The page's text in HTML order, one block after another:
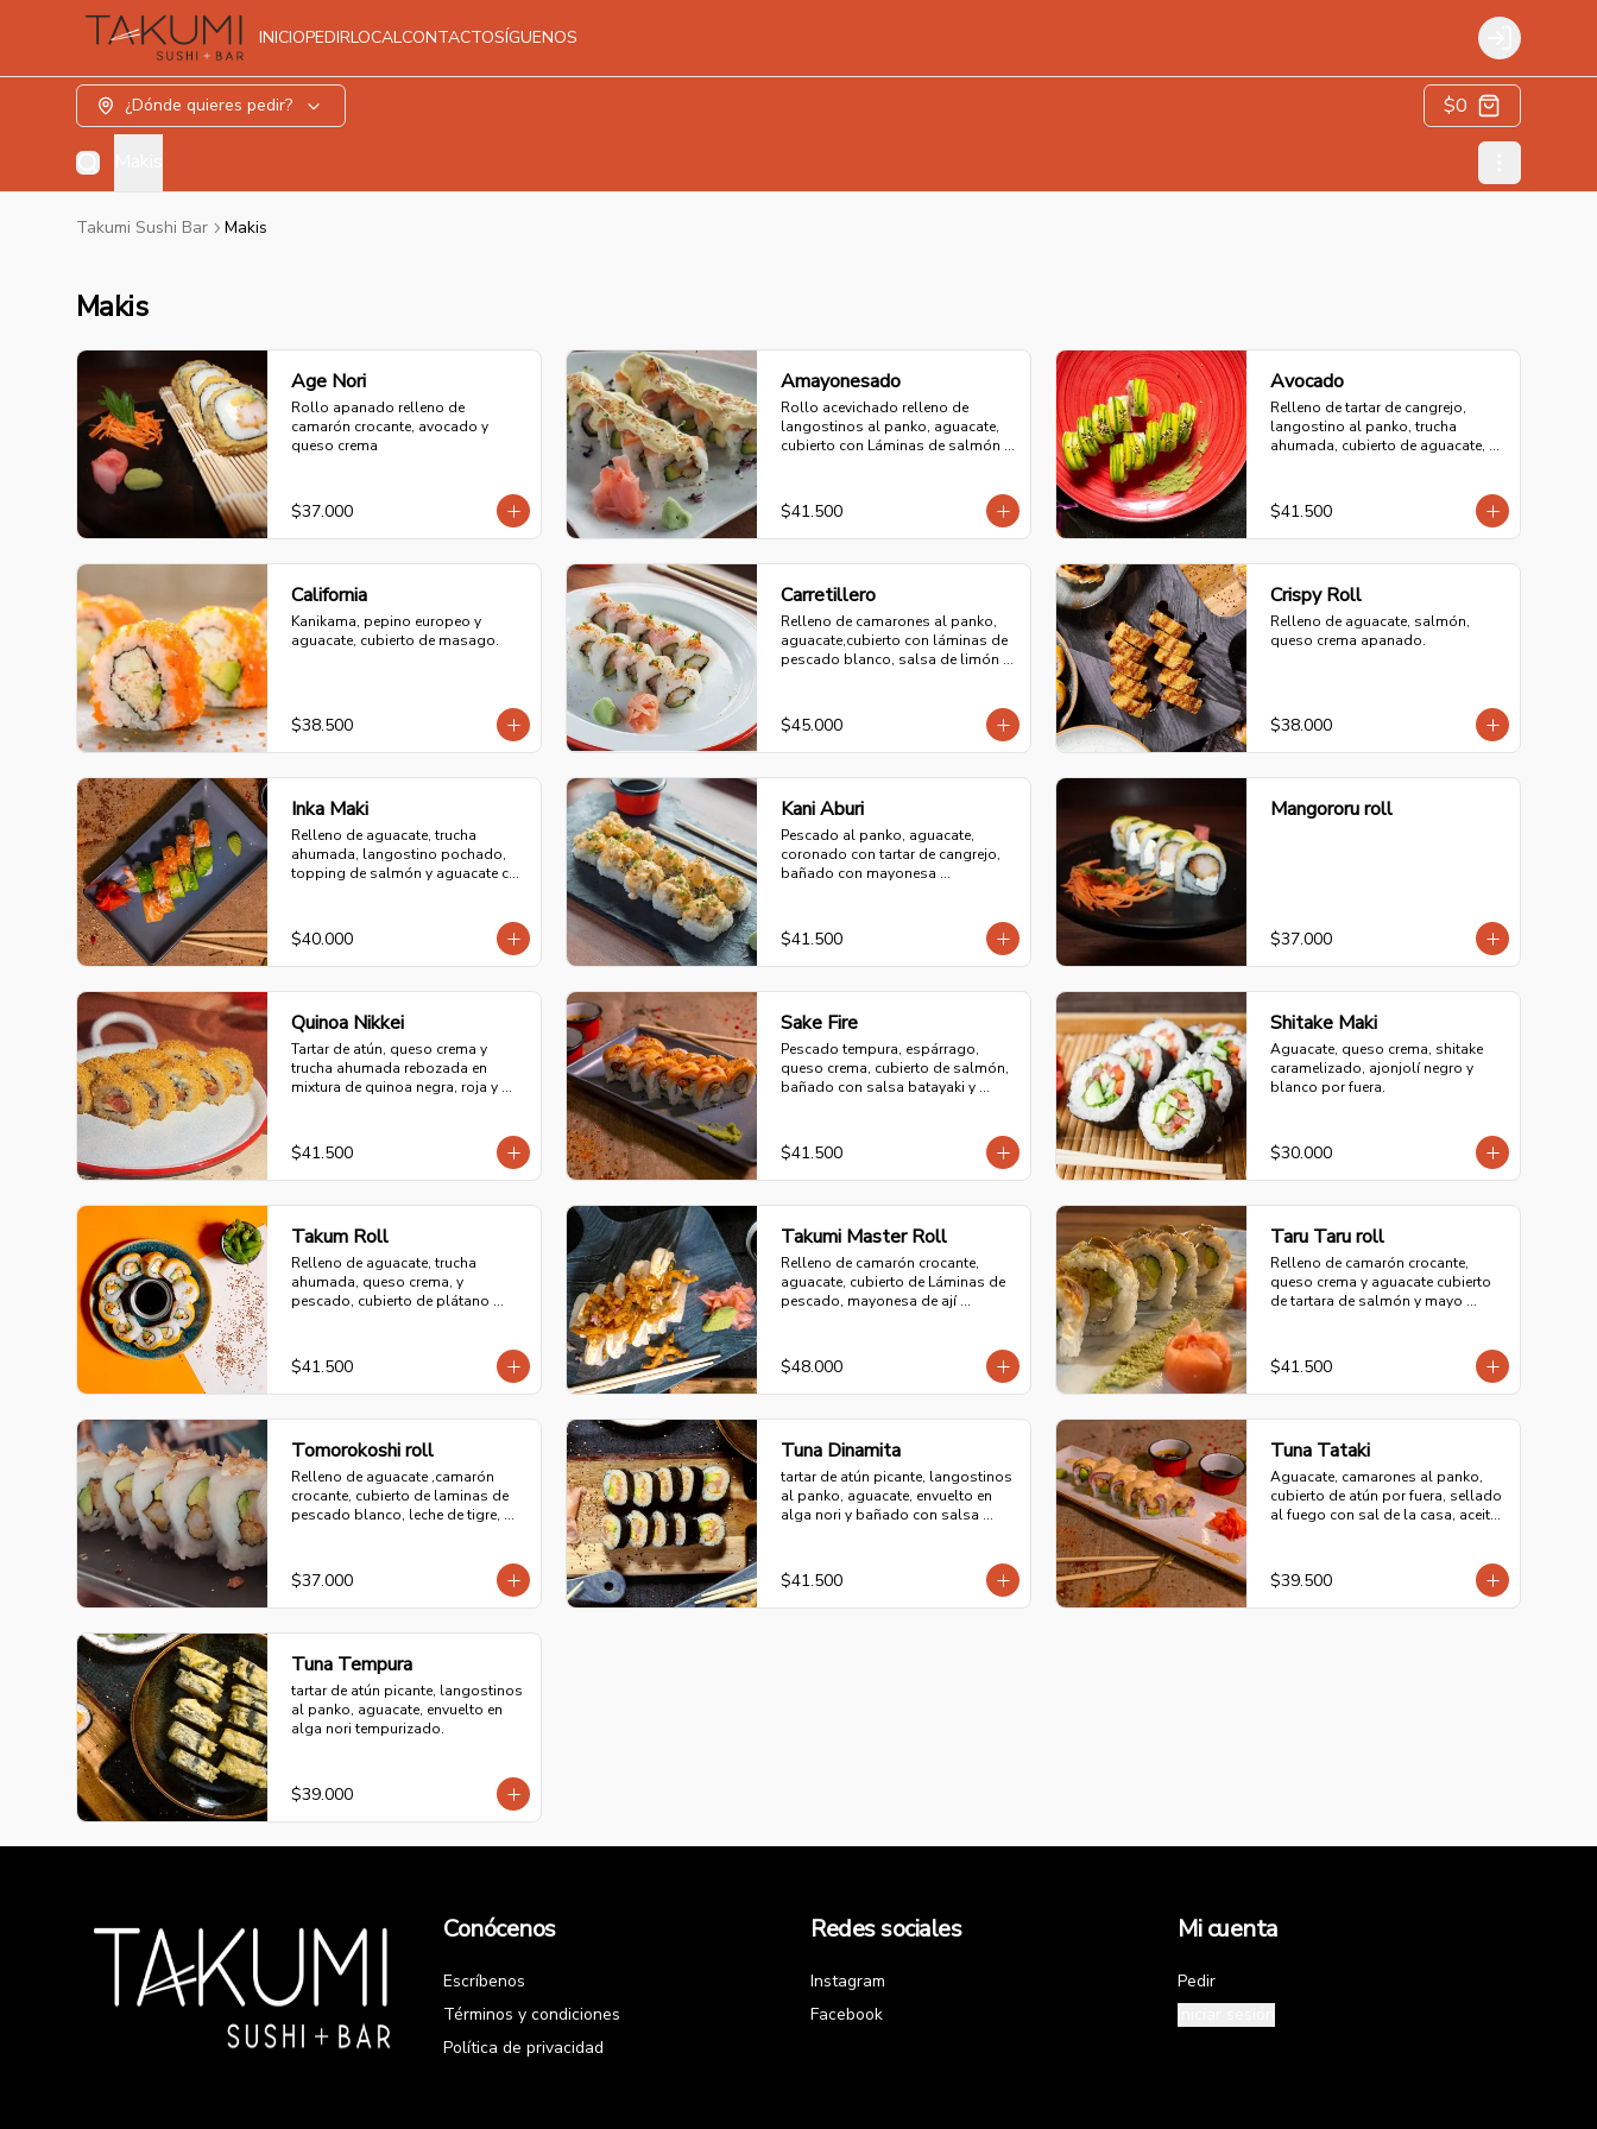
INICIOPEDIRLOCALCONTACTOSÍGUENOS Login
¿Dónde quieres pedir? $0
Takumi Sushi Bar Makis
Makis
Age Nori
Rollo apanado relleno de
camarón crocante, avocado y
queso crema
$37.000
Amayonesado
Rollo acevichado relleno de
langostinos al panko, aguacate,
cubierto con Láminas de salmón y
$41.500
Avocado
Relleno de tartar de cangrejo,
langostino al panko, trucha
ahumada, cubierto de aguacate,
$41.500
California
Kanikama, pepino europeo y
aguacate, cubierto de masago.
$38.500
Carretillero
Relleno de camarones al panko,
aguacate,cubierto con láminas de
pescado blanco, salsa de limón
$45.000
Crispy Roll
Relleno de aguacate, salmón,
queso crema apanado.
$38.000
Inka Maki
Relleno de aguacate, trucha
ahumada, langostino pochado,
topping de salmón y aguacate con
$40.000
Kani Aburi
Pescado al panko, aguacate,
coronado con tartar de cangrejo,
bañado con mayonesa
de ajonjolí.
$41.500
Mangororu roll
$37.000
Quinoa Nikkei
Tartar de atún, queso crema y
trucha ahumada rebozada en
mixtura de quinoa negra, roja y
$41.500
Sake Fire
Pescado tempura, espárrago,
queso crema, cubierto de salmón,
bañado con salsa batayaki y
$41.500
Shitake Maki
Aguacate, queso crema, shitake
caramelizado, ajonjolí negro y
blanco por fuera.
$30.000
Takum Roll
Relleno de aguacate, trucha
ahumada, queso crema, y
pescado, cubierto de plátano
$41.500
Takumi Master Roll
Relleno de camarón crocante,
aguacate, cubierto de Láminas de
pescado, mayonesa de ají
crocante.
$48.000
Taru Taru roll
Relleno de camarón crocante,
queso crema y aguacate cubierto
de tartara de salmón y mayo
$41.500
Tomorokoshi roll
Relleno de aguacate ,camarón
crocante, cubierto de laminas de
pescado blanco, leche de tigre,
$37.000
Tuna Dinamita
tartar de atún picante, langostinos
al panko, aguacate, envuelto en
alga nori y bañado con salsa
$41.500
Tuna Tataki
Aguacate, camarones al panko,
cubierto de atún por fuera, sellado
al fuego con sal de la casa, aceite
$39.500
Tuna Tempura
tartar de atún picante, langostinos
al panko, aguacate, envuelto en
alga nori tempurizado.
$39.000
Conócenos
Escríbenos
Términos y condiciones
Política de privacidad
Redes sociales
Instagram
Facebook
Mi cuenta
Pedir